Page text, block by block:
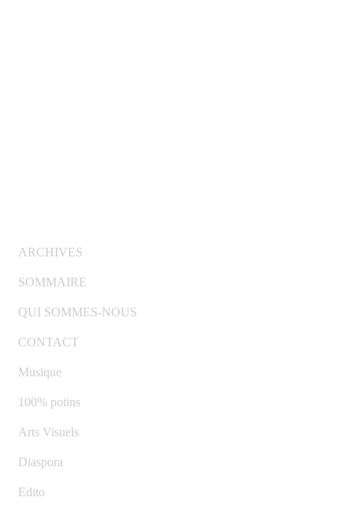
ARCHIVES
SOMMAIRE
QUI SOMMES-NOUS
CONTACT
Musique
100% potins
Arts Visuels
Diaspora
Edito